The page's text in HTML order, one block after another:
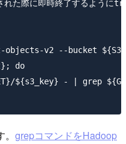
た際に即時終了するように
v2 --bucket
do
${s3_key} - | grep
grepコマンドをHadoop